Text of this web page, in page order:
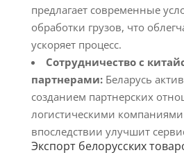
предлагает современные
обработки грузов, что
ускоряет процесс.
Сотрудничество с
партнерами:Беларусь
созданием партнерских
логистическими компаниями
впоследствии улучшит
Экспорт белорусских